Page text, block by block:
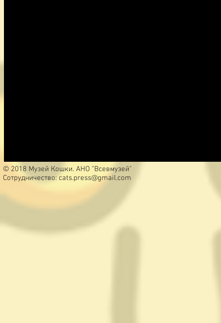
© 2018 Музей Кошки. АНО "Всевмузей"
Сотрудничество: cats.press@gmail.com